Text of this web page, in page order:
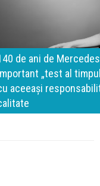
Pîrlog: Cel mai
constant, dar
siguranță și